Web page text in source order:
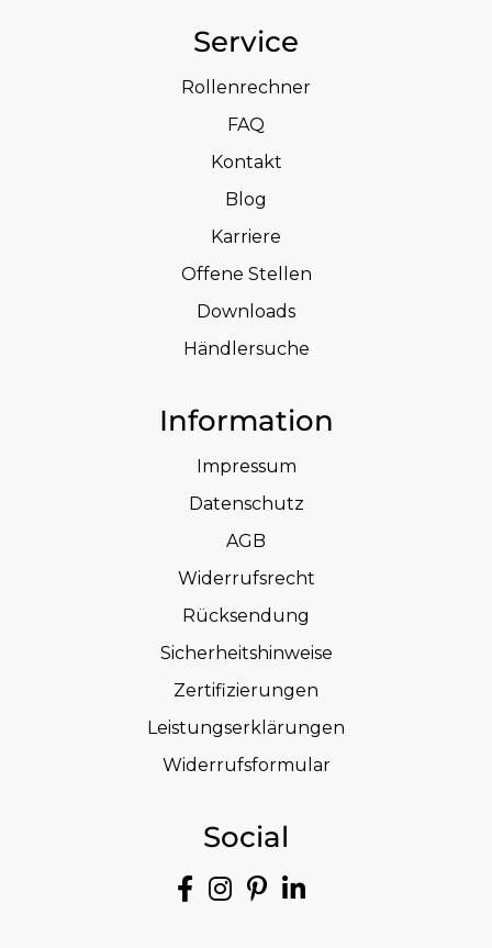
Service
Rollenrechner
FAQ
Kontakt
Blog
Karriere
Offene Stellen
Downloads
Händlersuche
Information
Impressum
Datenschutz
AGB
Widerrufsrecht
Rücksendung
Sicherheitshinweise
Zertifizierungen
Leistungserklärungen
Widerrufsformular
Social